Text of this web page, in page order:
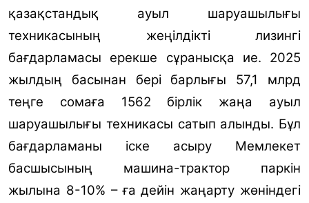
қазақстандық ауыл шаруашылығы
техникасының жеңілдікті лизингі
бағдарламасы ерекше сұранысқа ие. 2025
жылдың басынан бері барлығы 57,1 млрд
теңге сомаға 1562 бірлік жаңа ауыл
шаруашылығы техникасы сатып алынды. Бұл
бағдарламаны іске асыру Мемлекет
басшысының машина-трактор паркін
жылына 8-10% – ға дейін жаңарту жөніндегі